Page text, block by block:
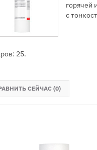
горячей
с
25.
СЕЙЧАС (0)‎